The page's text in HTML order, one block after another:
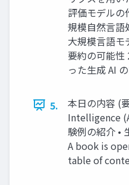
評価モデルの
規模⾃然⾔
⼤規模⾔語モ
要約の可能性
った⽣成 AI
5.
本⽇の内容 (
Intelligence
験例の紹介 •
A book is
table of